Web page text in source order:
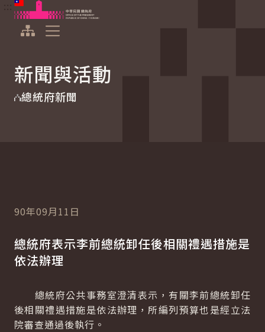
跳到主要內容
中華民國總統府
新聞與活動
總統府新聞
90年09月11日
總統府表示李前總統卸任後相關禮遇措施是
依法辦理
總統府公共事務室澄清表示，有關李前總統卸任
後相關禮遇措施是依法辦理，所編列預算也是經立法
院審查通過後執行。